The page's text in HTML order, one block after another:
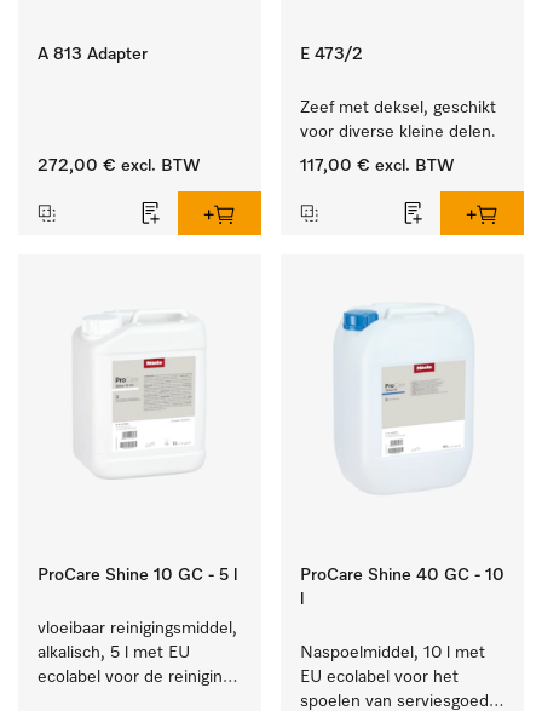
A 813 Adapter
272,00 € excl. BTW
E 473/2
Zeef met deksel, geschikt
voor diverse kleine delen.
117,00 € excl. BTW
ProCare Shine 10 GC - 5 l
vloeibaar reinigingsmiddel,
alkalisch, 5 l met EU
ecolabel voor de reiniging
ProCare Shine 40 GC - 10
Naspoelmiddel, 10 l met
EU ecolabel voor het
spoelen van serviesgoed,